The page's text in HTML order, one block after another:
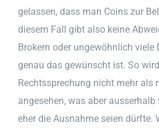
gelassen, dass man Coins zur
diesem Fall gibt also keine
Brokern oder ungewöhnlich viele
genau das gewünscht ist. So
Rechtssprechung nicht mehr als
angesehen, was aber
eher die Ausnahme seien dürfte.